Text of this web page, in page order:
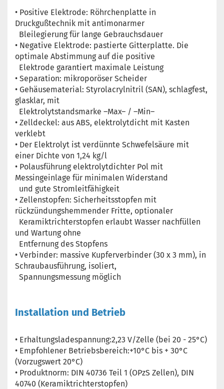
• Positive Elektrode: Röhrchenplatte in
Druckgußtechnik mit antimonarmer
Bleilegierung für lange Gebrauchsdauer
• Negative Elektrode: pastierte Gitterplatte. Die
optimale Abstimmung auf die positive
Elektrode garantiert maximale Leistung
• Separation: mikroporöser Scheider
• Gehäusematerial: Styrolacrylnitril (SAN), schlagfest,
glasklar, mit
Elektrolytstandsmarke –Max– / –Min–
• Zelldeckel: aus ABS, elektrolytdicht mit Kasten
verklebt
• Der Elektrolyt ist verdünnte Schwefelsäure mit
einer Dichte von 1,24 kg/l
• Polausführung elektrolytdichter Pol mit
Messingeinlage für minimalen Widerstand
und gute Stromleitfähigkeit
• Zellenstopfen: Sicherheitsstopfen mit
rückzündungshemmender Fritte, optionaler
Keramiktrichterstopfen erlaubt Wasser nachfüllen
und Wartung ohne
Entfernung des Stopfens
• Verbinder: massive Kupferverbinder (30 x 3 mm), in
Schraubausführung, isoliert,
Spannungsmessung möglich
Installation und Betrieb
• Erhaltungsladespannung:2,23 V/Zelle (bei 20 - 25°C)
• Empfohlener Betriebsbereich:+10°C bis + 30°C
(Vorzugswert 20°C)
• Produktnorm: DIN 40736 Teil 1 (OPzS Zellen), DIN
40740 (Keramiktrichterstopfen)